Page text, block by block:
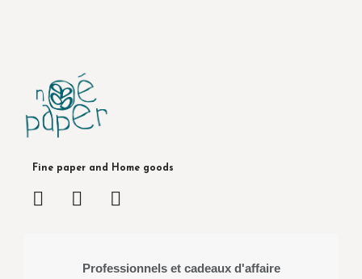
Fine paper and Home goods
Professionnels et cadeaux d'affaire